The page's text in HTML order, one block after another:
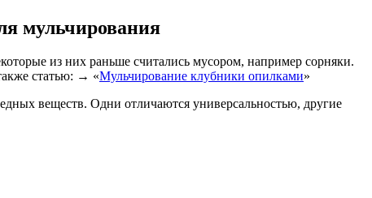
мульчирования
из них раньше считались мусором, например сорняки.
статью: → «Мульчирование клубники опилками»
веществ. Одни отличаются универсальностью, другие